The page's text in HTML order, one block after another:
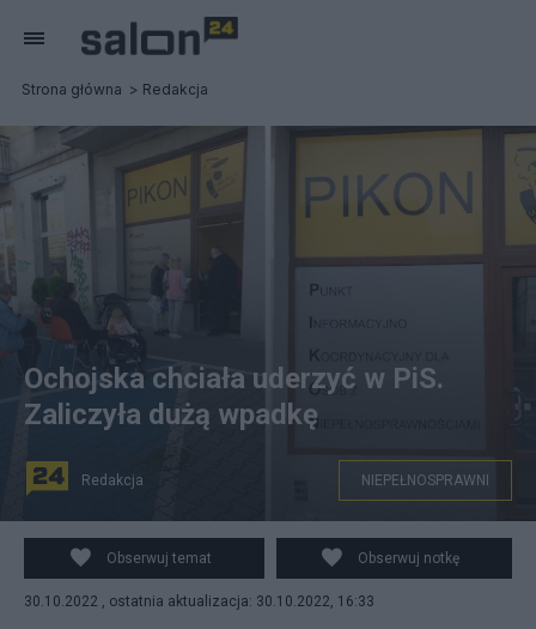
Strona główna Redakcja
Punkt Informacyjno- Koordynacyjnym dla Osób z
Niepełnosprawnościami w Warszawie.
Ochojska chciała uderzyć w PiS.
Zaliczyła dużą wpadkę
Redakcja NIEPEŁNOSPRAWNI
Obserwuj temat Obserwuj notkę
30.10.2022 , ostatnia aktualizacja: 30.10.2022, 16:33